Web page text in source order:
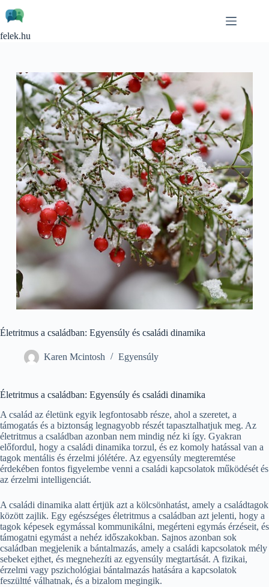
to
content
felek.hu
Életritmus a családban: Egyensúly és családi dinamika
Karen Mcintosh Egyensúly
Életritmus a családban: Egyensúly és családi dinamika
A család az életünk egyik legfontosabb része, ahol a szeretet, a
támogatás és a biztonság legnagyobb részét tapasztalhatjuk meg. Az
életritmus a családban azonban nem mindig néz ki így. Gyakran
előfordul, hogy a családi dinamika torzul, és ez komoly hatással van a
tagok mentális és érzelmi jólétére. Az egyensúly megteremtése
érdekében fontos figyelembe venni a családi kapcsolatok működését és
az érzelmi intelligenciát.
A családi dinamika alatt értjük azt a kölcsönhatást, amely a családtagok
között zajlik. Egy egészséges életritmus a családban azt jelenti, hogy a
tagok képesek egymással kommunikálni, megérteni egymás érzéseit, és
támogatni egymást a nehéz időszakokban. Sajnos azonban sok
családban megjelenik a bántalmazás, amely a családi kapcsolatok mély
sebeket ejthet, és megnehezíti az egyensúly megtartását. A fizikai,
érzelmi vagy pszichológiai bántalmazás hatására a kapcsolatok
feszültté válhatnak, és a bizalom megingik.